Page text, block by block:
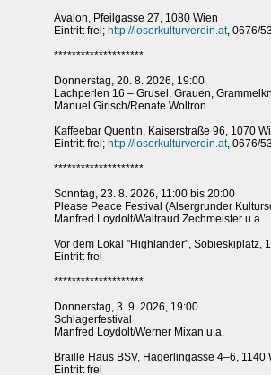
Avalon, Pfeilgasse 27, 1080 Wien
Eintritt frei; http://loserkulturverein.at, 0676/
********************
Donnerstag, 20. 8. 2026, 19:00
Lachperlen 16 – Grusel, Grauen,
Manuel Girisch/Renate Woltron
Kaffeebar Quentin, Kaiserstraße 96, 1070
Eintritt frei; http://loserkulturverein.at, 0676/
********************
Sonntag, 23. 8. 2026, 11:00 bis 20:00
Please Peace Festival (Alsergrunder
Manfred Loydolt/Waltraud Zechmeister u.a.
Vor dem Lokal "Highlander", Sobieskiplatz,
Eintritt frei
********************
Donnerstag, 3. 9. 2026, 19:00
Schlagerfestival
Manfred Loydolt/Werner Mixan u.a.
Braille Haus BSV, Hägerlingasse 4–6, 1140
Eintritt frei